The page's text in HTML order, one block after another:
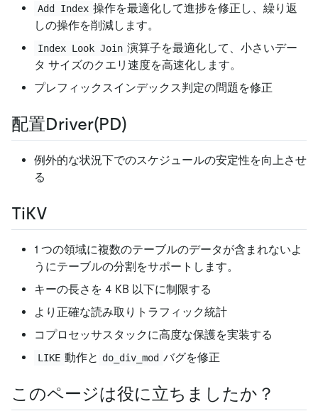
Add Index 操作を最適化して進捗を修正し、繰り返
しの操作を削減します。
Index Look Join 演算子を最適化して、小さいデー
タ サイズのクエリ速度を高速化します。
プレフィックスインデックス判定の問題を修正
配置Driver(PD)
例外的な状況下でのスケジュールの安定性を向上させ
る
TiKV
1 つの領域に複数のテーブルのデータが含まれないよ
うにテーブルの分割をサポートします。
キーの長さを 4 KB 以下に制限する
より正確な読み取りトラフィック統計
コプロセッサスタックに高度な保護を実装する
LIKE 動作と do_div_mod バグを修正
このページは役に立ちましたか？